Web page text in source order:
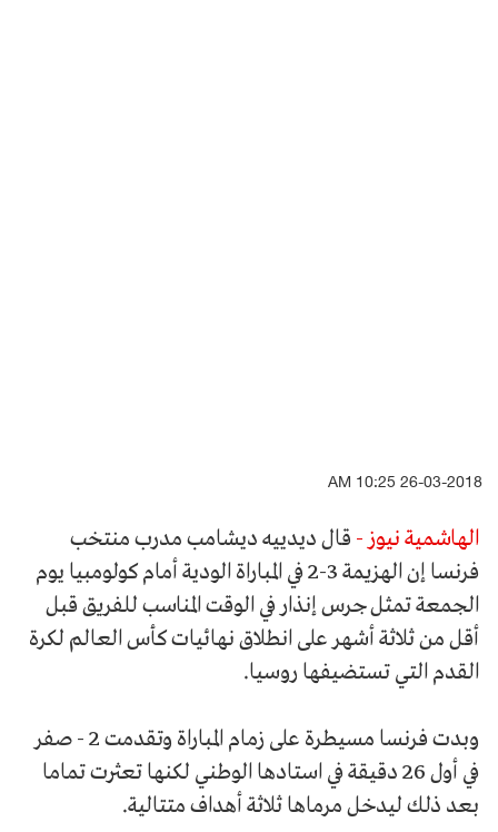
26-03-2018 10:25 AM
الهاشمية نيوز - قال ديدييه ديشامب مدرب منتخب
فرنسا إن الهزيمة 3-2 في المباراة الودية أمام كولومبيا يوم
الجمعة تمثل جرس إنذار في الوقت المناسب للفريق قبل
أقل من ثلاثة أشهر على انطلاق نهائيات كأس العالم لكرة
القدم التي تستضيفها روسيا.
وبدت فرنسا مسيطرة على زمام المباراة وتقدمت 2 - صفر
في أول 26 دقيقة في استادها الوطني لكنها تعثرت تماما
بعد ذلك ليدخل مرماها ثلاثة أهداف متتالية.